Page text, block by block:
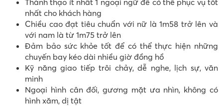
nhất cho khách hàng
Chiều cao đạt tiêu chuẩn với nữ là 1m58 trở lên và
với nam là từ 1m75 trở lên
Đảm bảo sức khỏe tốt để có thể thực hiện những
chuyến bay kéo dài nhiều giờ đồng hồ
Kỹ năng giao tiếp trôi chảy, dễ nghe, lịch sự, văn
minh
Ngoại hình cân đối, gương mặt ưa nhìn, không có
hình xăm, dị tật